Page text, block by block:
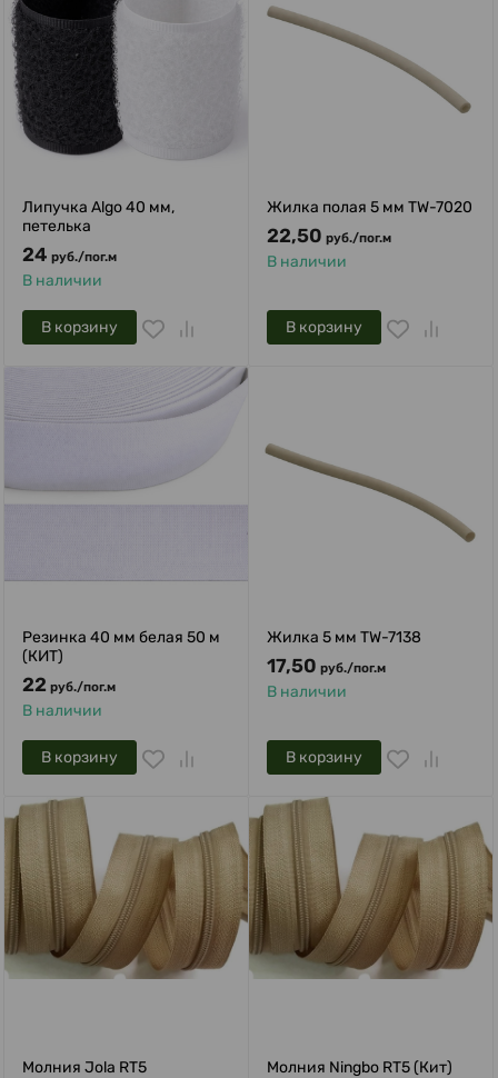
Липучка Algo 40 мм,
петелька
24 руб./пог.м
В наличии
В корзину
Жилка полая 5 мм TW-7020
22,50 руб./пог.м
В наличии
В корзину
Резинка 40 мм белая 50 м
(КИТ)
22 руб./пог.м
В наличии
В корзину
Жилка 5 мм TW-7138
17,50 руб./пог.м
В наличии
В корзину
Молния Jola RT5 Молния Ningbo RT5 (Кит)